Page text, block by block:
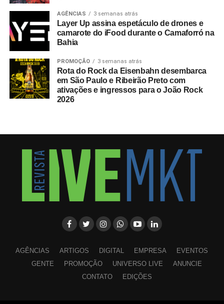
AGÊNCIAS 3 semanas atrás
Layer Up assina espetáculo de drones e
camarote do iFood durante o Camaforró na
Bahia
PROMOÇÃO 3 semanas atrás
Rota do Rock da Eisenbahn desembarca
em São Paulo e Ribeirão Preto com
ativações e ingressos para o João Rock
2026
AGÊNCIAS ARTIGOS DIGITAL EMPRESA
EVENTOS
GENTE
PROMOÇÃO UNIVERSO LIVE
ANUNCIE
CONTATO
EDIÇÕES